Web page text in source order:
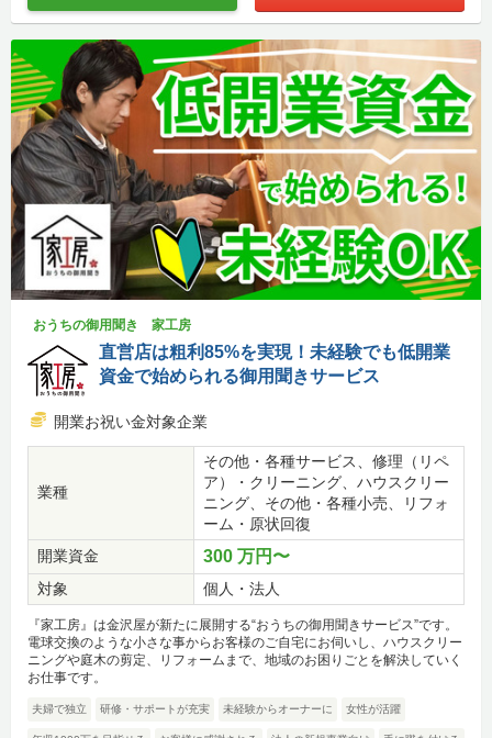
おうちの御用聞き 家工房
直営店は粗利85%を実現！未経験でも低開業
資金で始められる御用聞きサービス
開業お祝い金対象企業
業種
その他・各種サービス、修理（リペ
ア）・クリーニング、ハウスクリー
ニング、その他・各種小売、リフォ
ーム・原状回復
開業資金
300 万円〜
対象 個人・法人
『家工房』は金沢屋が新たに展開する“おうちの御用聞きサービス”です。
電球交換のような小さな事からお客様のご自宅にお伺いし、ハウスクリー
ニングや庭木の剪定、リフォームまで、地域のお困りごとを解決していく
お仕事です。
夫婦で独立 研修・サポートが充実 未経験からオーナーに 女性が活躍